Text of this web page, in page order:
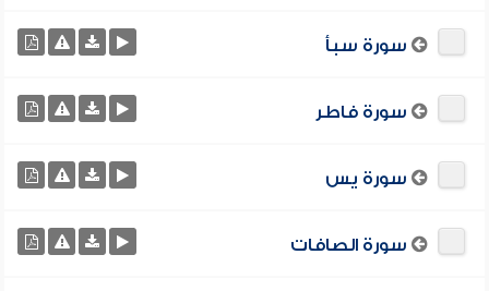
سورة سبأ
سورة فاطر
سورة يس
سورة الصافات